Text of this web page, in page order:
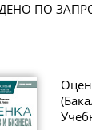
ПО